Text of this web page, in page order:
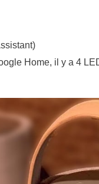
Home, il y a 4